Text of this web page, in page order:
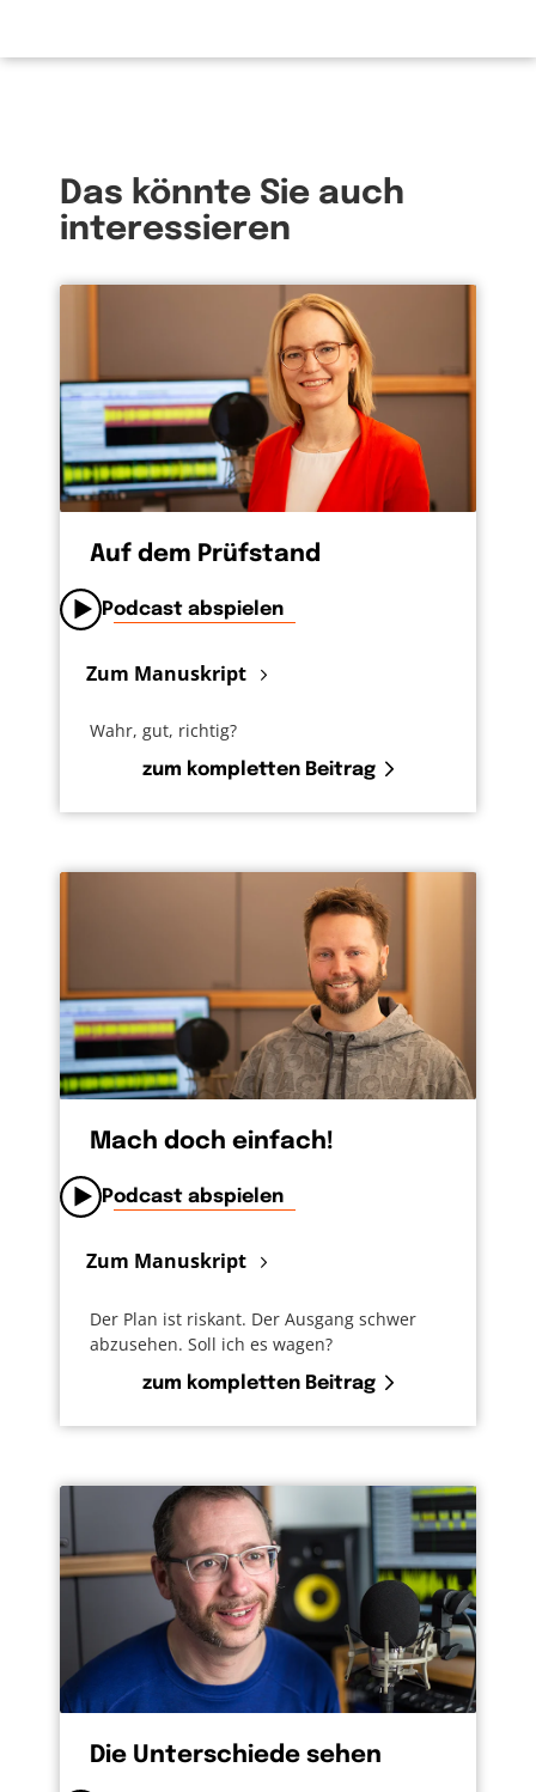
Das könnte Sie auch
interessieren
Auf dem Prüfstand
Podcast abspielen
Zum Manuskript
Wahr, gut, richtig?
zum kompletten Beitrag
Mach doch einfach!
Podcast abspielen
Zum Manuskript
Der Plan ist riskant. Der Ausgang schwer
abzusehen. Soll ich es wagen?
zum kompletten Beitrag
Die Unterschiede sehen